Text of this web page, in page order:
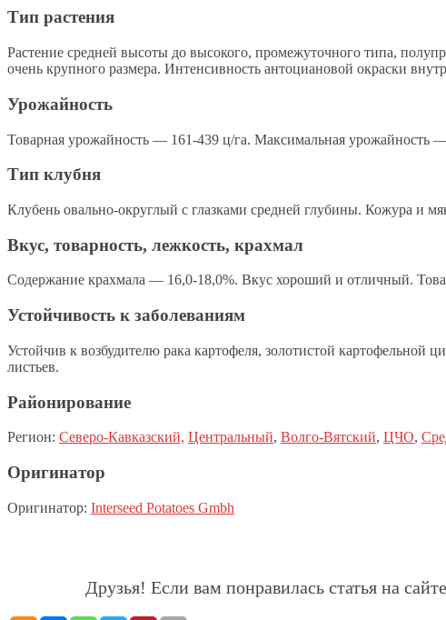
Тип растения
Растение средней высоты до высокого, промежуточного типа,
очень крупного размера. Интенсивность антоциановой окраски
Урожайность
Товарная урожайность — 161-439 ц/га. Максимальная урожайность
Тип клубня
Клубень овально-округлый с глазками средней глубины. Кожура и
Вкус, товарность, лежкость, крахмал
Содержание крахмала — 16,0-18,0%. Вкус хороший и отличный.
Устойчивость к заболеваниям
Устойчив к возбудителю рака картофеля, золотистой
листьев.
Районирование
Регион: Северо-Кавказский, Центральный, Волго-Вятский, ЦЧО,
Оригинатор
Оригинатор: Interseed Potatoes Gmbh
Друзья! Если вам понравилась статья на